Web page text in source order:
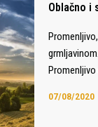
Oblačno i
07/08/2020